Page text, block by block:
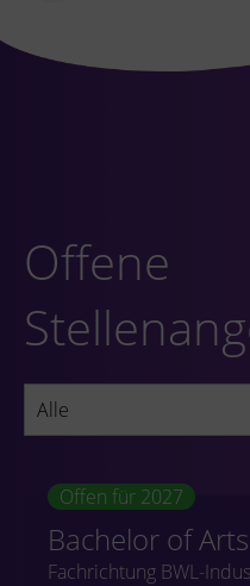
Offene
Offen für 2027
Bachelor of Arts
Fachrichtung BWL-